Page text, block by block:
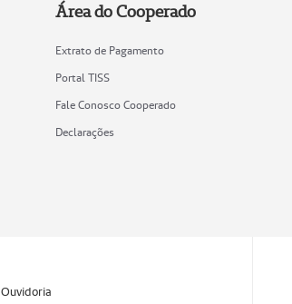
Área do Cooperado
Extrato de Pagamento
Portal TISS
Fale Conosco Cooperado
Declarações
Ouvidoria